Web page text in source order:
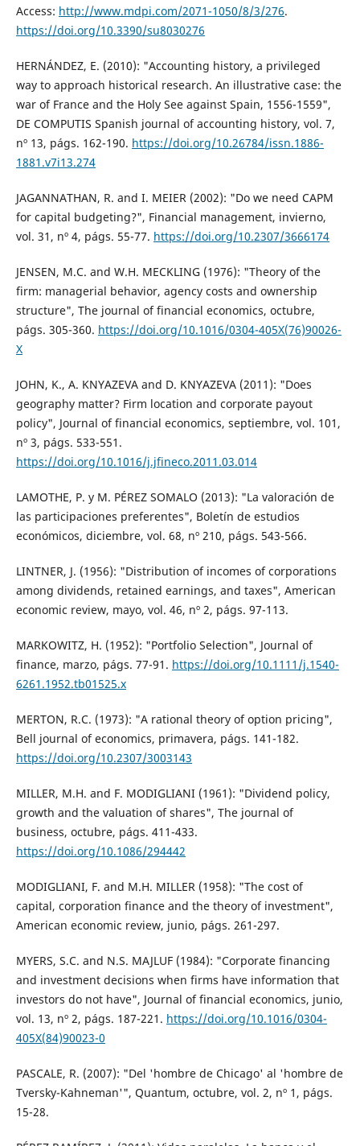
Access: http://www.mdpi.com/2071-1050/8/3/276.
https://doi.org/10.3390/su8030276
HERNÁNDEZ, E. (2010): "Accounting history, a privileged
way to approach historical research. An illustrative case: the
war of France and the Holy See against Spain, 1556-1559",
DE COMPUTIS Spanish journal of accounting history, vol. 7,
nº 13, págs. 162-190. https://doi.org/10.26784/issn.1886-
1881.v7i13.274
JAGANNATHAN, R. and I. MEIER (2002): "Do we need CAPM
for capital budgeting?", Financial management, invierno,
vol. 31, nº 4, págs. 55-77. https://doi.org/10.2307/3666174
JENSEN, M.C. and W.H. MECKLING (1976): "Theory of the
firm: managerial behavior, agency costs and ownership
structure", The journal of financial economics, octubre,
págs. 305-360. https://doi.org/10.1016/0304-405X(76)90026-
X
JOHN, K., A. KNYAZEVA and D. KNYAZEVA (2011): "Does
geography matter? Firm location and corporate payout
policy", Journal of financial economics, septiembre, vol. 101,
nº 3, págs. 533-551.
https://doi.org/10.1016/j.jfineco.2011.03.014
LAMOTHE, P. y M. PÉREZ SOMALO (2013): "La valoración de
las participaciones preferentes", Boletín de estudios
económicos, diciembre, vol. 68, nº 210, págs. 543-566.
LINTNER, J. (1956): "Distribution of incomes of corporations
among dividends, retained earnings, and taxes", American
economic review, mayo, vol. 46, nº 2, págs. 97-113.
MARKOWITZ, H. (1952): "Portfolio Selection", Journal of
finance, marzo, págs. 77-91. https://doi.org/10.1111/j.1540-
6261.1952.tb01525.x
MERTON, R.C. (1973): "A rational theory of option pricing",
Bell journal of economics, primavera, págs. 141-182.
https://doi.org/10.2307/3003143
MILLER, M.H. and F. MODIGLIANI (1961): "Dividend policy,
growth and the valuation of shares", The journal of
business, octubre, págs. 411-433.
https://doi.org/10.1086/294442
MODIGLIANI, F. and M.H. MILLER (1958): "The cost of
capital, corporation finance and the theory of investment",
American economic review, junio, págs. 261-297.
MYERS, S.C. and N.S. MAJLUF (1984): "Corporate financing
and investment decisions when firms have information that
investors do not have", Journal of financial economics, junio,
vol. 13, nº 2, págs. 187-221. https://doi.org/10.1016/0304-
405X(84)90023-0
PASCALE, R. (2007): "Del 'hombre de Chicago' al 'hombre de
Tversky-Kahneman'", Quantum, octubre, vol. 2, nº 1, págs.
15-28.